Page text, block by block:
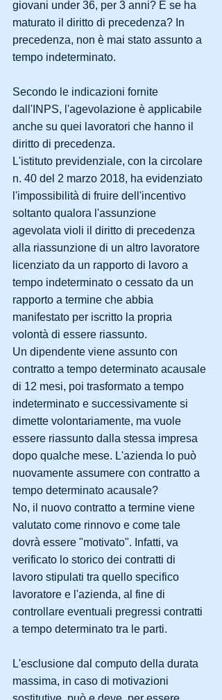
giovani under 36, per 3 anni? E se ha
maturato il diritto di precedenza? In
precedenza, non è mai stato assunto a
tempo indeterminato.
Secondo le indicazioni fornite
dall'INPS, l'agevolazione è applicabile
anche su quei lavoratori che hanno il
diritto di precedenza.
L'istituto previdenziale, con la circolare
n. 40 del 2 marzo 2018, ha evidenziato
l'impossibilità di fruire dell'incentivo
soltanto qualora l'assunzione
agevolata violi il diritto di precedenza
alla riassunzione di un altro lavoratore
licenziato da un rapporto di lavoro a
tempo indeterminato o cessato da un
rapporto a termine che abbia
manifestato per iscritto la propria
volontà di essere riassunto.
Un dipendente viene assunto con
contratto a tempo determinato acausale
di 12 mesi, poi trasformato a tempo
indeterminato e successivamente si
dimette volontariamente, ma vuole
essere riassunto dalla stessa impresa
dopo qualche mese. L'azienda lo può
nuovamente assumere con contratto a
tempo determinato acausale?
No, il nuovo contratto a termine viene
valutato come rinnovo e come tale
dovrà essere "motivato". Infatti, va
verificato lo storico dei contratti di
lavoro stipulati tra quello specifico
lavoratore e l'azienda, al fine di
controllare eventuali pregressi contratti
a tempo determinato tra le parti.
L'esclusione dal computo della durata
massima, in caso di motivazioni